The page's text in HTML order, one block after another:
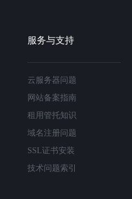
服务与支持
云服务器问题
网站备案指南
租用管托知识
域名注册问题
SSL证书安装
技术问题索引